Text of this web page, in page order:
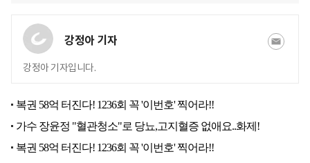
강정아 기자
강정아 기자입니다.